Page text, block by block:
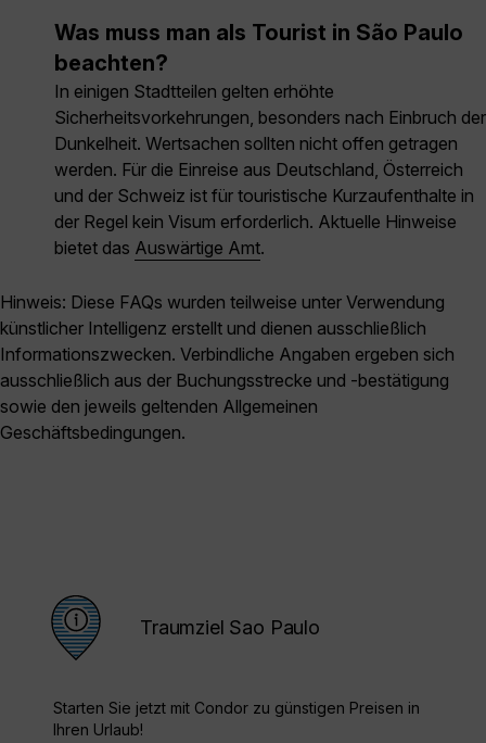
Was muss man als Tourist in São Paulo
beachten?
In einigen Stadtteilen gelten erhöhte
Sicherheitsvorkehrungen, besonders nach Einbruch der
Dunkelheit. Wertsachen sollten nicht offen getragen
werden. Für die Einreise aus Deutschland, Österreich
und der Schweiz ist für touristische Kurzaufenthalte in
der Regel kein Visum erforderlich. Aktuelle Hinweise
bietet das Auswärtige Amt.
Hinweis: Diese FAQs wurden teilweise unter Verwendung
künstlicher Intelligenz erstellt und dienen ausschließlich
Informationszwecken. Verbindliche Angaben ergeben sich
ausschließlich aus der Buchungsstrecke und -bestätigung
sowie den jeweils geltenden Allgemeinen
Geschäftsbedingungen.
Traumziel Sao Paulo
Starten Sie jetzt mit Condor zu günstigen Preisen in
Ihren Urlaub!